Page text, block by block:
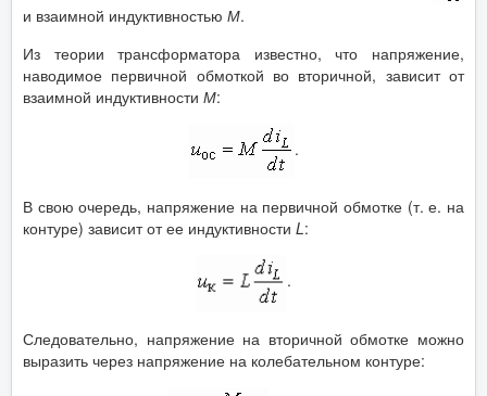
и взаимной индуктивностью М.
Из теории трансформатора известно, что напряжение,
наводимое первичной обмоткой во вторичной, зависит от
взаимной индуктивности М:
.
В свою очередь, напряжение на первичной обмотке (т. е. на
контуре) зависит от ее индуктивности L:
.
Следовательно, напряжение на вторичной обмотке можно
выразить через напряжение на колебательном контуре: